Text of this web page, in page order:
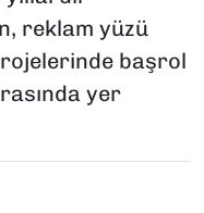
reklam yüzü
başrol
yer